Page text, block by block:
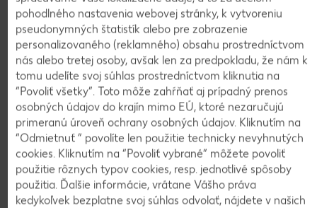
Hellmann´s
Tatárska omáčka a
Majonéza
625 ml
(=1 l 8,78)
iba
5,49
-30%
1,25
1,79
pohodlného nastavenia webovej stránky, k vytvoreniu
pseudonymných štatistík alebo pre zobrazenie
personalizovaného (reklamného) obsahu prostredníctvom
nás alebo tretej osoby, avšak len za predpokladu, že nám k
tomu udelíte svoj súhlas prostredníctvom kliknutia na
“Povoliť všetky”. Toto môže zahŕňať aj prípadný prenos
osobných údajov do krajín mimo EÚ, ktoré nezaručujú
primeranú úroveň ochrany osobných údajov. Kliknutím na
“Odmietnuť ” povolíte len použitie technicky nevyhnutých
cookies. Kliknutím na “Povoliť vybrané” môžete povoliť
použitie rôznych typov cookies, resp. jednotlivé spôsoby
použitia. Ďalšie informácie, vrátane Vášho práva
kedykoľvek bezplatne svoj súhlas odvolať, nájdete v našich